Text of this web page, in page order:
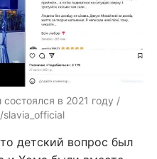
в 2021 году /
детский вопрос был